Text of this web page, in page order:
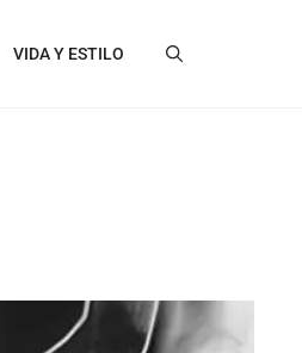
VIDA Y ESTILO